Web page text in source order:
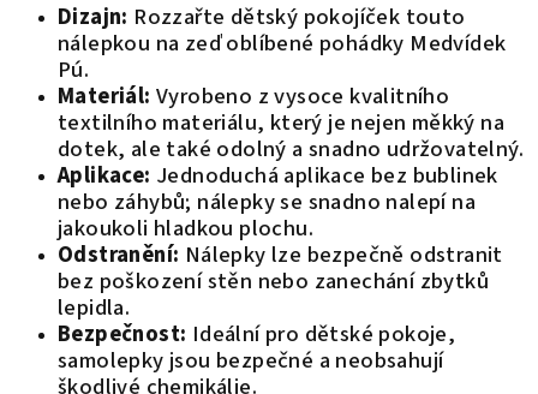
Dizajn: Rozzařte dětský pokojíček touto
nálepkou na zeď oblíbené pohádky Medvídek
Pú.
Materiál: Vyrobeno z vysoce kvalitního
textilního materiálu, který je nejen měkký na
dotek, ale také odolný a snadno udržovatelný.
Aplikace: Jednoduchá aplikace bez bublinek
nebo záhybů; nálepky se snadno nalepí na
jakoukoli hladkou plochu.
Odstranění: Nálepky lze bezpečně odstranit
bez poškození stěn nebo zanechání zbytků
lepidla.
Bezpečnost: Ideální pro dětské pokoje,
samolepky jsou bezpečné a neobsahují
škodlivé chemikálie.